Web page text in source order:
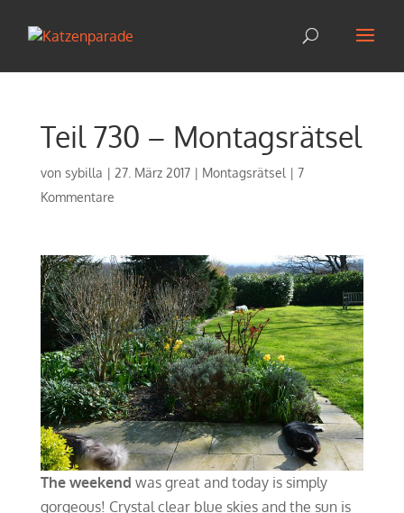
Teil 730 – Montagsrätsel
von sybilla | 27. März 2017| Montagsrätsel | 7
Kommentare
The weekend was great and today is simply
gorgeous! Crystal clear blue skies and the sun is